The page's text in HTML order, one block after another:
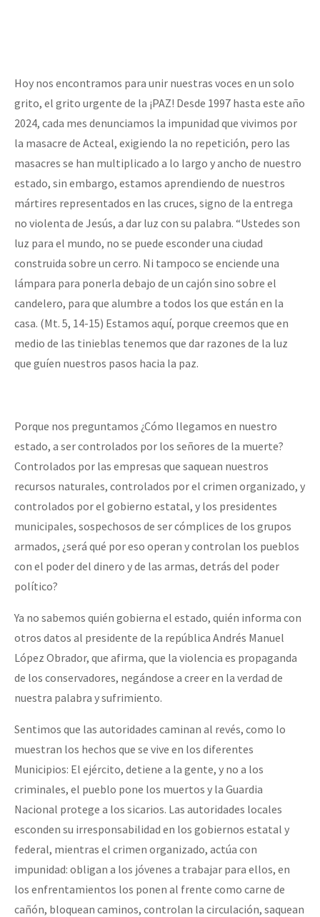
Contacto
Hoy nos encontramos para unir nuestras voces en un solo
grito, el grito urgente de la ¡PAZ! Desde 1997 hasta este año
2024, cada mes denunciamos la impunidad que vivimos por
la masacre de Acteal, exigiendo la no repetición, pero las
masacres se han multiplicado a lo largo y ancho de nuestro
estado, sin embargo, estamos aprendiendo de nuestros
mártires representados en las cruces, signo de la entrega
no violenta de Jesús, a dar luz con su palabra. “Ustedes son
luz para el mundo, no se puede esconder una ciudad
construida sobre un cerro. Ni tampoco se enciende una
lámpara para ponerla debajo de un cajón sino sobre el
candelero, para que alumbre a todos los que están en la
casa. (Mt. 5, 14-15) Estamos aquí, porque creemos que en
medio de las tinieblas tenemos que dar razones de la luz
que guíen nuestros pasos hacia la paz.
Porque nos preguntamos ¿Cómo llegamos en nuestro
estado, a ser controlados por los señores de la muerte?
Controlados por las empresas que saquean nuestros
recursos naturales, controlados por el crimen organizado, y
controlados por el gobierno estatal, y los presidentes
municipales, sospechosos de ser cómplices de los grupos
armados, ¿será qué por eso operan y controlan los pueblos
con el poder del dinero y de las armas, detrás del poder
político?
Ya no sabemos quién gobierna el estado, quién informa con
otros datos al presidente de la república Andrés Manuel
López Obrador, que afirma, que la violencia es propaganda
de los conservadores, negándose a creer en la verdad de
nuestra palabra y sufrimiento.
Sentimos que las autoridades caminan al revés, como lo
muestran los hechos que se vive en los diferentes
Municipios: El ejército, detiene a la gente, y no a los
criminales, el pueblo pone los muertos y la Guardia
Nacional protege a los sicarios. Las autoridades locales
esconden su irresponsabilidad en los gobiernos estatal y
federal, mientras el crimen organizado, actúa con
impunidad: obligan a los jóvenes a trabajar para ellos, en
los enfrentamientos los ponen al frente como carne de
cañón, bloquean caminos, controlan la circulación, saquean